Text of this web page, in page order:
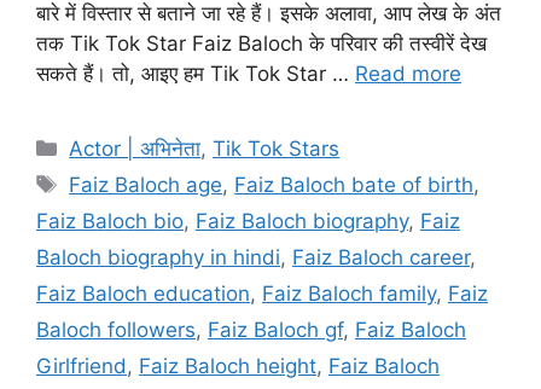
बारे में विस्तार से बताने जा रहे हैं। इसके अलावा, आप लेख के अंत
तक Tik Tok Star Faiz Baloch के परिवार की तस्वीरें देख
सकते हैं। तो, आइए हम Tik Tok Star … Read more
Categories
Actor | अभिनेता,Tik Tok Stars
Tags
Faiz Baloch age, Faiz Baloch bate of birth,
Faiz Baloch bio, Faiz Baloch biography, Faiz
Baloch biography in hindi, Faiz Baloch career,
Faiz Baloch education, Faiz Baloch family, Faiz
Baloch followers, Faiz Baloch gf, Faiz Baloch
Girlfriend, Faiz Baloch height, Faiz Baloch